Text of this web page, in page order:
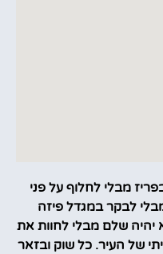
מבלי לחלוף על פני
לבקר במגדל פיזה
יהיה שלם מבלי לחוות את
של העיר. כל שוק ובזאר